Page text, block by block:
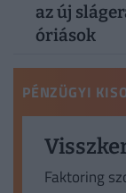
az új
óriások
PÉNZÜGYI
Faktoring